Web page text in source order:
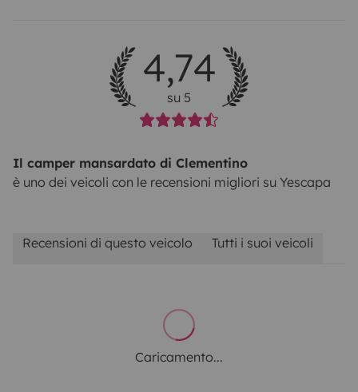
4,74
su 5
Il camper mansardato di Clementino
è uno dei veicoli con le recensioni migliori su Yescapa
Recensioni di questo veicolo Tutti i suoi veicoli
Caricamento...